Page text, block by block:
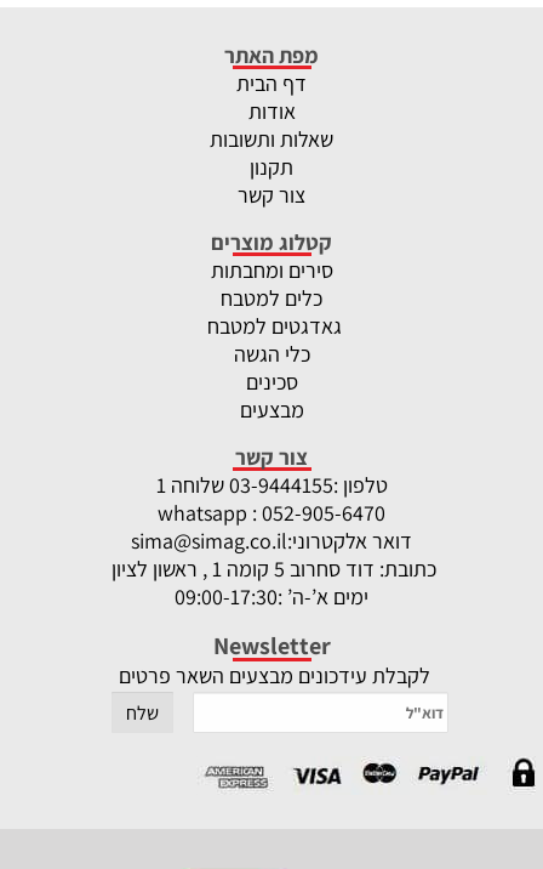
מפת האתר
דף הבית
אודות
שאלות ותשובות
תקנון
צור קשר
קטלוג מוצרים
סירים ומחבתות
כלים למטבח
גאדגטים למטבח
כלי הגשה
סכינים
מבצעים
צור קשר
טלפון :
03-9444155 שלוחה 1
whatsapp : 052-905-6470
דואר אלקטרוני:sima@simag.co.il
כתובת: דוד סחרוב 5 קומה 1 , ראשון לציון
ימים א’-ה’ :09:00-17:30
Newsletter
לקבלת עידכונים מבצעים השאר פרטים